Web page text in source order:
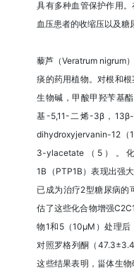
具有多种血管保护作用
血压患者的收缩压以及糖
藜芦（Veratrum nigrum
痰的药用植物。对根和
生物碱，甲酸甲羟苄基
基-5,11-二烯-3β，
dihydroxyjervanin-12
3-ylacetate（5）。
1B（PTP1B）表现出强
已成为治疗2型糖尿病的
估了这些化合物增强
物1和5（10μM）处理后
对照罗格列酮（
这些结果表明，甾体生